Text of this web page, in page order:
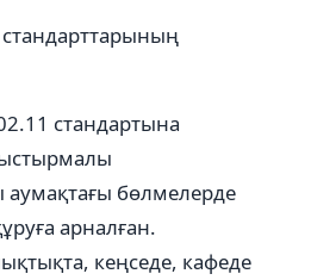
стандартына
аумақтағы бөлмелерде
арналған.
кеңседе, кафеде